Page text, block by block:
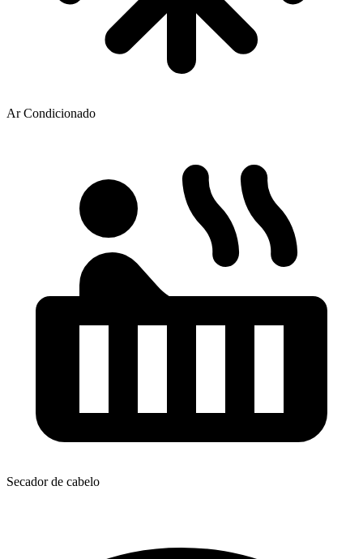
Ar Condicionado
Secador de cabelo